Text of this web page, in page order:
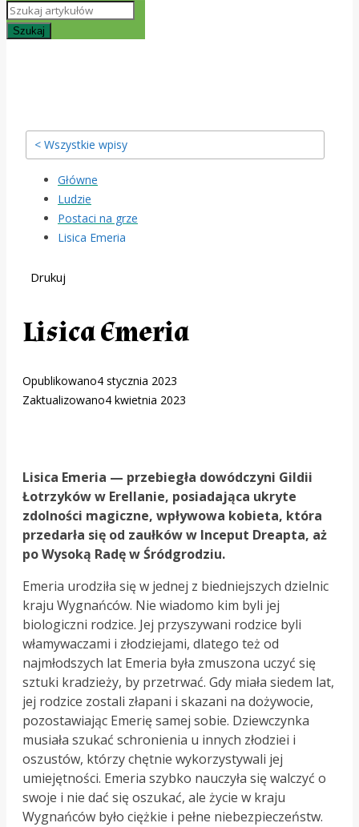
Szukaj
< Wszystkie wpisy
Główne
Ludzie
Postaci na grze
Lisica Emeria
Drukuj
Lisica Emeria
Opublikowano4 stycznia 2023
Zaktualizowano4 kwietnia 2023
Lisica Emeria — przebiegła dowódczyni Gildii
Łotrzyków w Erellanie, posiadająca ukryte
zdolności magiczne, wpływowa kobieta, która
przedarła się od zaułków w Inceput Dreapta, aż
po Wysoką Radę w Śródgrodziu.
Emeria urodziła się w jednej z biedniejszych dzielnic
kraju Wygnańców. Nie wiadomo kim byli jej
biologiczni rodzice. Jej przyszywani rodzice byli
włamywaczami i złodziejami, dlatego też od
najmłodszych lat Emeria była zmuszona uczyć się
sztuki kradzieży, by przetrwać. Gdy miała siedem lat,
jej rodzice zostali złapani i skazani na dożywocie,
pozostawiając Emerię samej sobie. Dziewczynka
musiała szukać schronienia u innych złodziei i
oszustów, którzy chętnie wykorzystywali jej
umiejętności. Emeria szybko nauczyła się walczyć o
swoje i nie dać się oszukać, ale życie w kraju
Wygnańców było ciężkie i pełne niebezpieczeństw.